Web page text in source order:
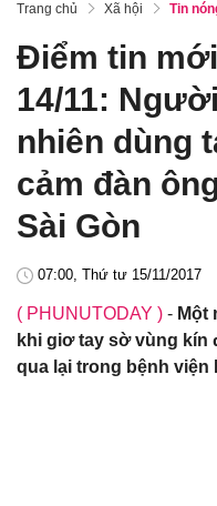
Trang chủ Xã hội Tin
Điểm tin
14/11:
nhiên dùng
cảm đàn
Sài Gòn
07:00, Thứ tư 15/11/2017
( PHUNUTODAY ) - Một
khi giơ tay sờ vùng kín
qua lại trong bệnh viện